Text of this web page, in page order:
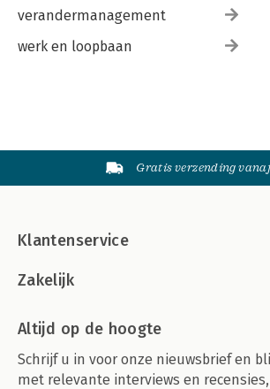
verandermanagement
werk en loopbaan
Gratis verzending
Klantenservice
Zakelijk
Altijd op de hoogte
Schrijf u in voor onze nieuwsbrief en
met relevante interviews en